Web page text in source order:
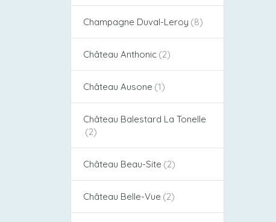
Champagne Duval-Leroy
Château Anthonic
Château Ausone
Château Balestard La Tonelle
Château Beau-Site
Château Belle-Vue